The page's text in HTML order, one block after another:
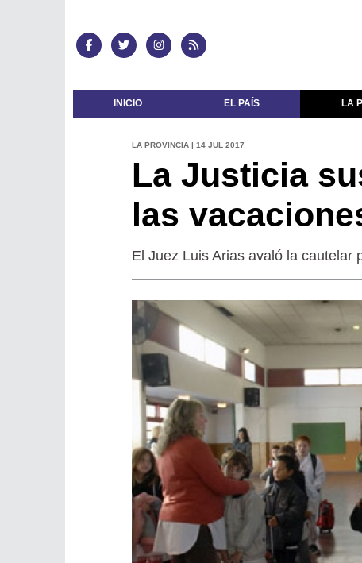
INICIO EL PAÍS LA
LA PROVINCIA | 14 JUL 2017
La Justicia
las
El Juez Luis Arias avaló la cautelar